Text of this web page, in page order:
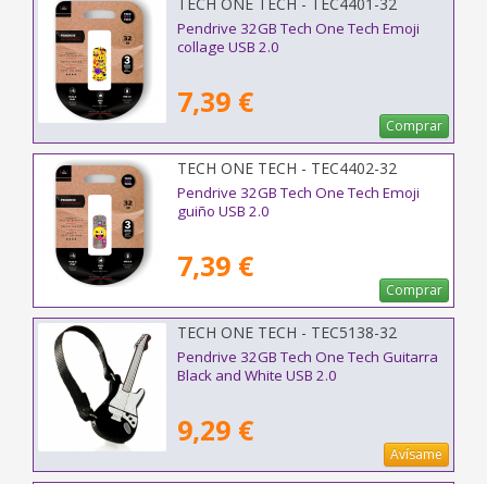
Pendrive 32GB Tech One Tech Emoji
collage USB 2.0
7,39 €
Comprar
TECH ONE TECH - TEC4402-32
Pendrive 32GB Tech One Tech Emoji
guiño USB 2.0
7,39 €
Comprar
TECH ONE TECH - TEC5138-32
Pendrive 32GB Tech One Tech Guitarra
Black and White USB 2.0
9,29 €
Avísame